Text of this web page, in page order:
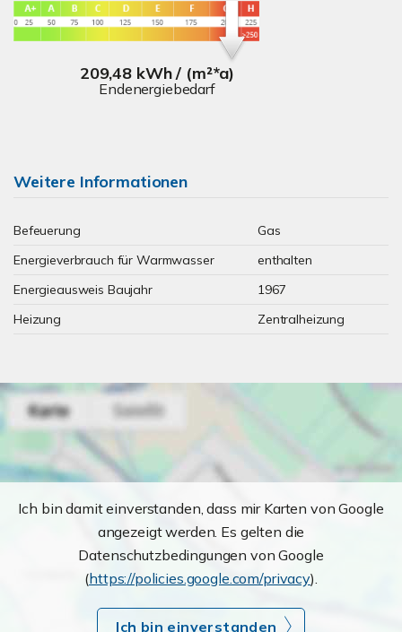
209,48 kWh / (m²*a)
Endenergiebedarf
Weitere Informationen
Befeuerung
Gas
Energieverbrauch für Warmwasser
enthalten
Energieausweis Baujahr
1967
Heizung
Zentralheizung
Ich bin damit einverstanden, dass mir Karten von Google
angezeigt werden. Es gelten die
Datenschutzbedingungen von Google
(https://policies.google.com/privacy).
Ich bin einverstanden